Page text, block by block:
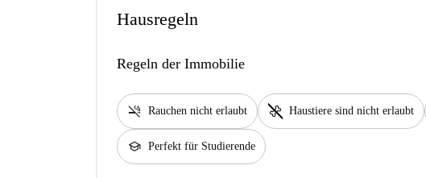
Hausregeln
Regeln der Immobilie
smoke_free Rauchen nicht erlaubt pet_supplies Haustiere sind nicht erlaubt
school Perfekt für Studierende